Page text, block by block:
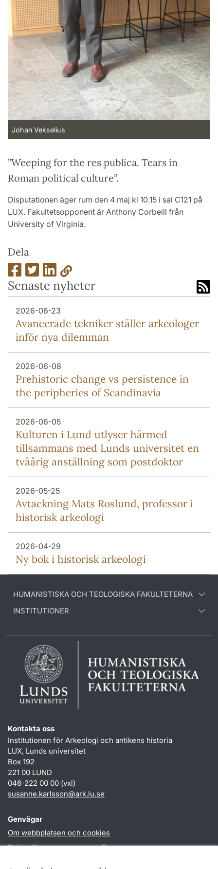
Johan Vekselius
”Weeping for the res publica. Tears in
Roman political culture”.
Disputationen äger rum den 4 maj kl 10.15 i sal C121 på
LUX. Fakultetsopponent är Anthony Corbeill från
University of Virginia.
Dela
Senaste nyheter
2026-06-23
Avancerade tekniker ställer arkeologer
inför nya dilemman
2026-06-08
Prehistoric change vs persistence in
the peripheries of Scandinavia
2026-06-05
Kulturen i Lund utlyser härmed
tillsammans med Lunds universitet en
tvåårig anställning som postdoktor
2026-05-25
Avtackning Mats Roslund, professor i
historisk arkeologi
2026-04-29
Ny bok i historisk arkeologi
HUMANISTISKA OCH TEOLOGISKA FAKULTETERNA
INSTITUTIONER
Kontakta oss
Institutionen för Arkeologi och antikens historia
LUX, Lunds universitet
Box 192
221 00 LUND
046-222 00 00 (vxl)
susanne.karlsson@ark.lu.se
Genvägar
Om webbplatsen och cookies
Behandling av personuppgifter